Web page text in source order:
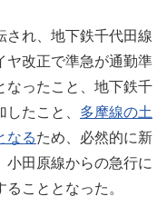
され、地下鉄千代田線
ヤ改正で準急が通勤準
なったこと、地下鉄千
たこと、 多摩線の土
なるため、必然的に新
小田原線からの急行に
こととなった。